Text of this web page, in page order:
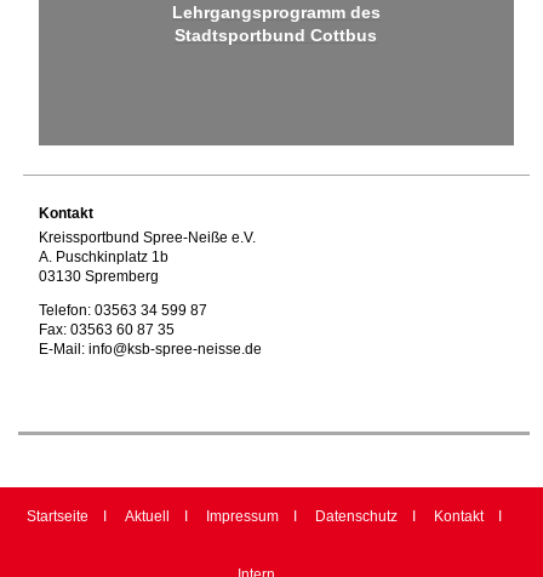
Lehrgangsprogramm des
Stadtsportbund Cottbus
Kontakt
Kreissportbund Spree-Neiße e.V.
A. Puschkinplatz 1b
03130 Spremberg
Telefon: 03563 34 599 87
Fax: 03563 60 87 35
E-Mail: info@ksb-spree-neisse.de
Startseite Aktuell Impressum Datenschutz Kontakt